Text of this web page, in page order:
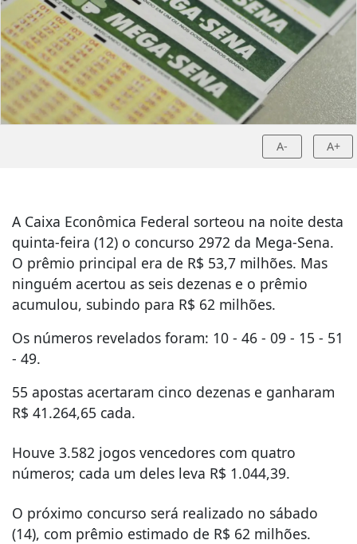
A- A+
A Caixa Econômica Federal sorteou na noite desta
quinta-feira (12) o concurso 2972 da Mega-Sena.
O prêmio principal era de R$ 53,7 milhões. Mas
ninguém acertou as seis dezenas e o prêmio
acumulou, subindo para R$ 62 milhões.
Os números revelados foram: 10 - 46 - 09 - 15 - 51
- 49.
55 apostas acertaram cinco dezenas e ganharam
R$ 41.264,65 cada.
Houve 3.582 jogos vencedores com quatro
números; cada um deles leva R$ 1.044,39.
O próximo concurso será realizado no sábado
(14), com prêmio estimado de R$ 62 milhões.